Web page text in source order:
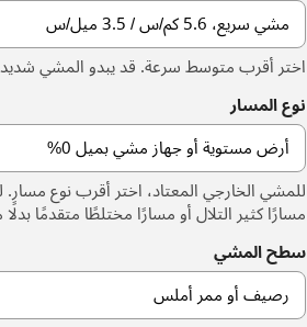
اختر أقرب متوسط سرعة. قد يبدو المشي
نوع المسار
للمشي الخارجي المعتاد، اختر أقرب نوع مسار.
مسارًا كثير التلال أو مسارًا مختلطًا متقدمًا
سطح المشي